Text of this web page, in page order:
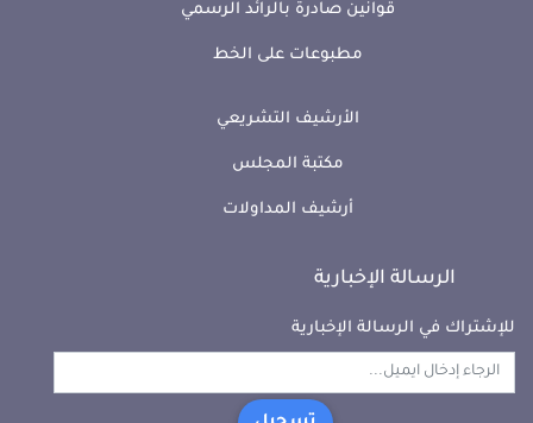
قوانين صادرة بالرائد الرسمي
مطبوعات على الخط
الأرشيف التشريعي
مكتبة المجلس
أرشيف المداولات
الرسالة الإخبارية
للإشتراك في الرسالة الإخبارية